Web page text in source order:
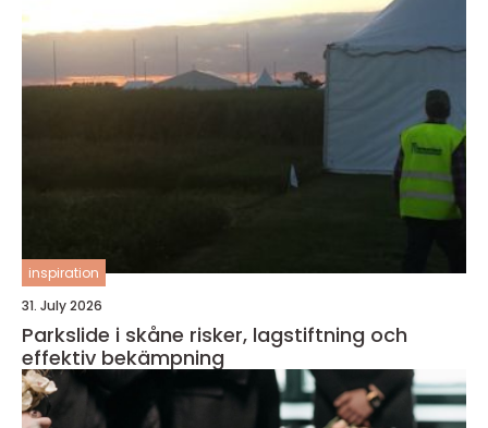
inspiration
31. July 2026
Parkslide i skåne risker, lagstiftning och
effektiv bekämpning